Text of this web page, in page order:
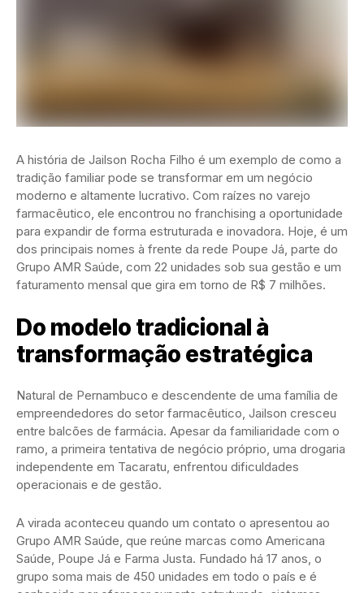
A história de Jailson Rocha Filho é um exemplo de como a
tradição familiar pode se transformar em um negócio
moderno e altamente lucrativo. Com raízes no varejo
farmacêutico, ele encontrou no franchising a oportunidade
para expandir de forma estruturada e inovadora. Hoje, é um
dos principais nomes à frente da rede Poupe Já, parte do
Grupo AMR Saúde, com 22 unidades sob sua gestão e um
faturamento mensal que gira em torno de R$ 7 milhões.
Do modelo tradicional à
transformação estratégica
Natural de Pernambuco e descendente de uma família de
empreendedores do setor farmacêutico, Jailson cresceu
entre balcões de farmácia. Apesar da familiaridade com o
ramo, a primeira tentativa de negócio próprio, uma drogaria
independente em Tacaratu, enfrentou dificuldades
operacionais e de gestão.
A virada aconteceu quando um contato o apresentou ao
Grupo AMR Saúde, que reúne marcas como Americana
Saúde, Poupe Já e Farma Justa. Fundado há 17 anos, o
grupo soma mais de 450 unidades em todo o país e é